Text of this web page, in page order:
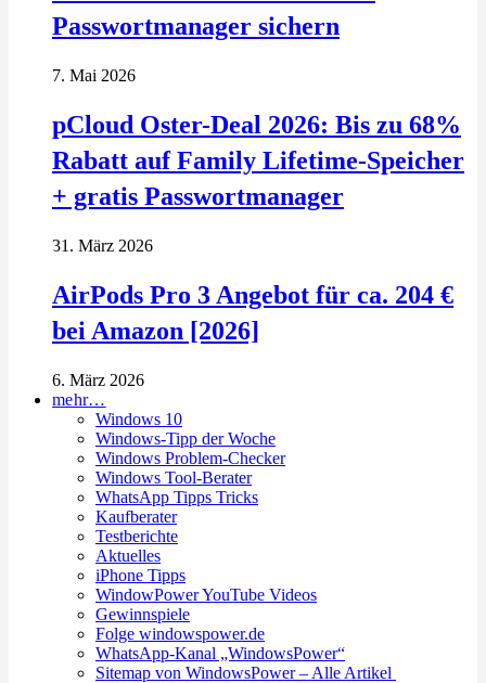
Passwortmanager sichern
7. Mai 2026
pCloud Oster-Deal 2026: Bis zu 68%
Rabatt auf Family Lifetime-Speicher
+ gratis Passwortmanager
31. März 2026
AirPods Pro 3 Angebot für ca. 204 €
bei Amazon [2026]
6. März 2026
mehr…
Windows 10
Windows-Tipp der Woche
Windows Problem-Checker
Windows Tool-Berater
WhatsApp Tipps Tricks
Kaufberater
Testberichte
Aktuelles
iPhone Tipps
WindowPower YouTube Videos
Gewinnspiele
Folge windowspower.de
WhatsApp-Kanal „WindowsPower“
Sitemap von WindowsPower – Alle Artikel